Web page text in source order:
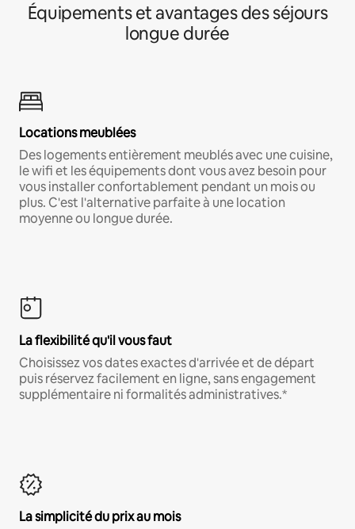
Équipements et avantages des séjours
longue durée
Locations meublées
Des logements entièrement meublés avec une cuisine,
le wifi et les équipements dont vous avez besoin pour
vous installer confortablement pendant un mois ou
plus. C'est l'alternative parfaite à une location
moyenne ou longue durée.
La flexibilité qu'il vous faut
Choisissez vos dates exactes d'arrivée et de départ
puis réservez facilement en ligne, sans engagement
supplémentaire ni formalités administratives.*
La simplicité du prix au mois